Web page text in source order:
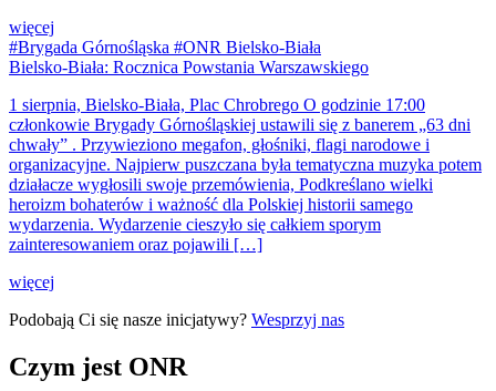
więcej
#Brygada Górnośląska #ONR Bielsko-Biała
Bielsko-Biała: Rocznica Powstania Warszawskiego
1 sierpnia, Bielsko-Biała, Plac Chrobrego O godzinie 17:00
członkowie Brygady Górnośląskiej ustawili się z banerem „63 dni
chwały” . Przywieziono megafon, głośniki, flagi narodowe i
organizacyjne. Najpierw puszczana była tematyczna muzyka potem
działacze wygłosili swoje przemówienia, Podkreślano wielki
heroizm bohaterów i ważność dla Polskiej historii samego
wydarzenia. Wydarzenie cieszyło się całkiem sporym
zainteresowaniem oraz pojawili […]
więcej
Podobają Ci się nasze inicjatywy? Wesprzyj nas
Czym jest ONR